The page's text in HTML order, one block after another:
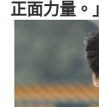
正面力量。」